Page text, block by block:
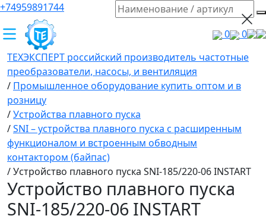
+74959891744
0
0
ТЕХЭКСПЕРТ российский производитель частотные
преобразователи, насосы, и вентиляция
/ Промышленное оборудование купить оптом и в
розницу
/Устройства плавного пуска
/SNI – устройства плавного пуска с расширенным
функционалом и встроенным обводным
контактором (байпас)
/Устройство плавного пуска SNI-185/220-06 INSTART
Устройство плавного пуска
SNI-185/220-06 INSTART